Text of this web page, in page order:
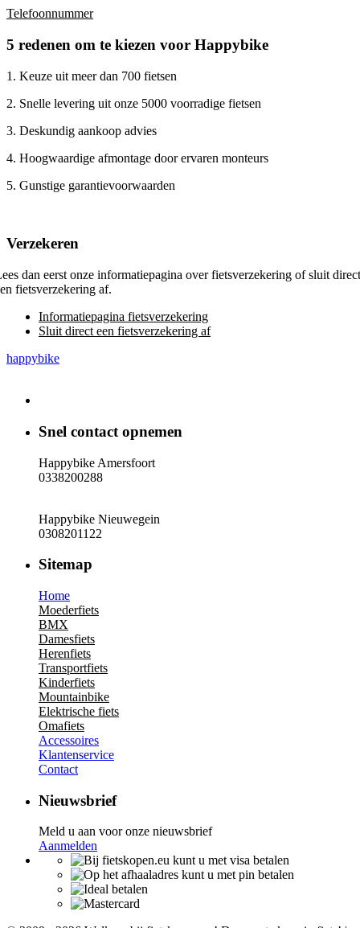
Telefoonnummer
5 redenen om te kiezen voor Happybike
1. Keuze uit meer dan 700 fietsen
2. Snelle levering uit onze 5000 voorradige fietsen
3. Deskundig aankoop advies
4. Hoogwaardige afmontage door ervaren monteurs
5. Gunstige garantievoorwaarden
Verzekeren
dan eerst onze informatiepagina over fietsverzekering of sluit direct
fietsverzekering af.
Informatiepagina fietsverzekering
Sluit direct een fietsverzekering af
happybike
Snel contact opnemen
Happybike Amersfoort
0338200288
Happybike Nieuwegein
0308201122
Sitemap
Home
Moederfiets
BMX
Damesfiets
Herenfiets
Transportfiets
Kinderfiets
Mountainbike
Elektrische fiets
Omafiets
Accessoires
Klantenservice
Contact
Nieuwsbrief
Meld u aan voor onze nieuwsbrief
Aanmelden